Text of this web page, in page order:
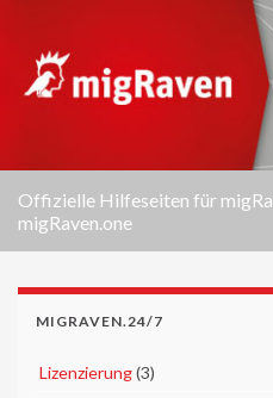
Offizielle Hilfeseiten für
migRaven.one
MIGRAVEN.24/7
Lizenzierung(3)